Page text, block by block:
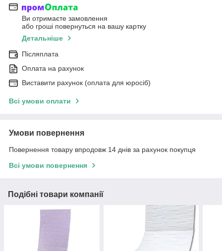
Ви отримаєте замовлення
або гроші повернуться на вашу картку
Детальніше
Післяплата
Оплата на рахунок
Виставити рахунок (оплата для юросіб)
Всі умови оплати
Умови повернення
Повернення товару впродовж 14 днів за рахунок покупця
Всі умови повернення
Подібні товари компанії